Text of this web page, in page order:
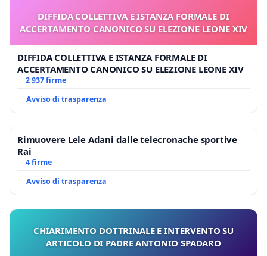
DIFFIDA COLLETTIVA E ISTANZA FORMALE DI
ACCERTAMENTO CANONICO SU ELEZIONE LEONE XIV
DIFFIDA COLLETTIVA E ISTANZA FORMALE DI
ACCERTAMENTO CANONICO SU ELEZIONE LEONE XIV
2 937 firme
Avviso di trasparenza
Rimuovere Lele Adani dalle telecronache sportive
Rai
4 firme
Avviso di trasparenza
CHIARIMENTO DOTTRINALE E INTERVENTO SU
ARTICOLO DI PADRE ANTONIO SPADARO